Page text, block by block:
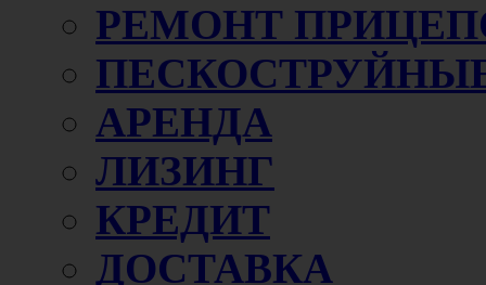
РЕМОНТ
АРЕНДА
ЛИЗИНГ
КРЕДИТ
ДОСТАВКА